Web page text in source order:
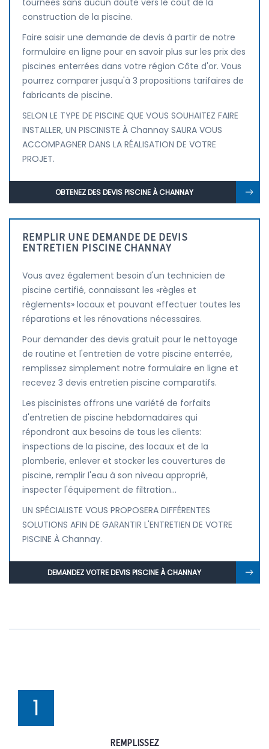
tournées sans aucun doute vers le coût de la
construction de la piscine.
Faire saisir une demande de devis à partir de notre
formulaire en ligne pour en savoir plus sur les prix des
piscines enterrées dans votre région Côte d'or. Vous
pourrez comparer jusqu'à 3 propositions tarifaires de
fabricants de piscine.
SELON LE TYPE DE PISCINE QUE VOUS SOUHAITEZ FAIRE
INSTALLER, UN PISCINISTE À Channay SAURA VOUS
ACCOMPAGNER DANS LA RÉALISATION DE VOTRE
PROJET.
OBTENEZ DES DEVIS PISCINE À CHANNAY
REMPLIR UNE DEMANDE DE DEVIS
ENTRETIEN PISCINE CHANNAY
Vous avez également besoin d'un technicien de
piscine certifié, connaissant les «règles et
règlements» locaux et pouvant effectuer toutes les
réparations et les rénovations nécessaires.
Pour demander des devis gratuit pour le nettoyage
de routine et l'entretien de votre piscine enterrée,
remplissez simplement notre formulaire en ligne et
recevez 3 devis entretien piscine comparatifs.
Les piscinistes offrons une variété de forfaits
d'entretien de piscine hebdomadaires qui
répondront aux besoins de tous les clients:
inspections de la piscine, des locaux et de la
plomberie, enlever et stocker les couvertures de
piscine, remplir l'eau à son niveau approprié,
inspecter l'équipement de filtration...
UN SPÉCIALISTE VOUS PROPOSERA DIFFÉRENTES
SOLUTIONS AFIN DE GARANTIR L'ENTRETIEN DE VOTRE
PISCINE À Channay.
DEMANDEZ VOTRE DEVIS PISCINE À CHANNAY
1
REMPLISSEZ